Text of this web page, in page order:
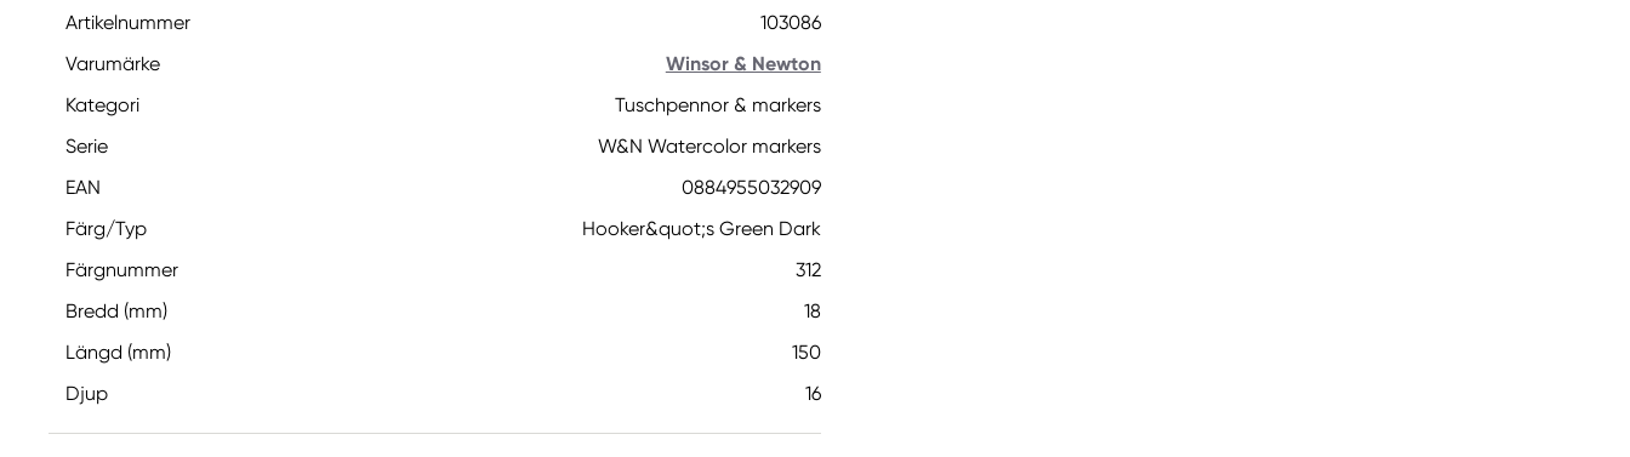
Artikelnummer
103086
Varumärke
Winsor & Newton
Kategori
Tuschpennor & markers
Serie
W&N Watercolor markers
EAN
0884955032909
Färg/Typ
Hooker&quot;s Green Dark
Färgnummer
312
Bredd (mm)
18
Längd (mm)
150
Djup
16